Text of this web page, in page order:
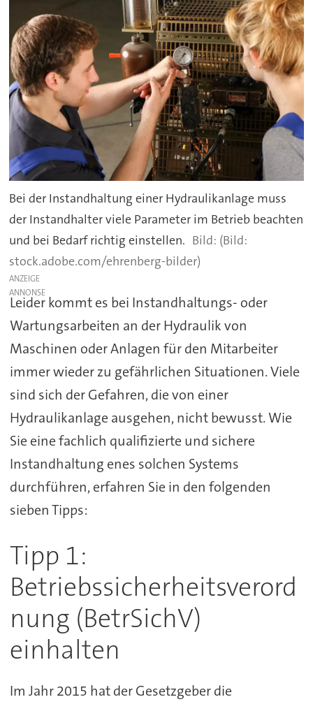
Bei der Instandhaltung einer Hydraulikanlage muss
der Instandhalter viele Parameter im Betrieb beachten
und bei Bedarf richtig einstellen.
(Bild:
stock.adobe.com/ehrenberg-bilder)
ANZEIGE
Leider kommt es bei Instandhaltungs- oder
Wartungsarbeiten an der Hydraulik von
Maschinen oder Anlagen für den Mitarbeiter
immer wieder zu gefährlichen Situationen. Viele
sind sich der Gefahren, die von einer
Hydraulikanlage ausgehen, nicht bewusst. Wie
Sie eine fachlich qualifizierte und sichere
Instandhaltung enes solchen Systems
durchführen, erfahren Sie in den folgenden
sieben Tipps:
Tipp 1:
Betriebssicherheitsverord
nung (BetrSichV)
einhalten
Im Jahr 2015 hat der Gesetzgeber die